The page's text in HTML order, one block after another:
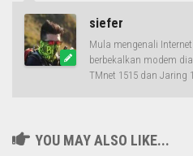
siefer
Mula mengenali
berbekalkan modem
TMnet 1515 dan Jaring
YOU MAY ALSO LIKE...